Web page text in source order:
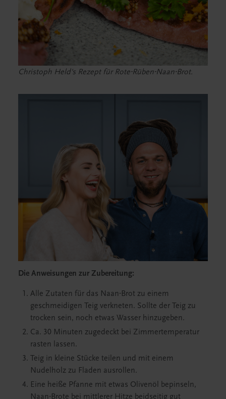
Christoph Held's Rezept für Rote-Rüben-Naan-Brot.
Die Anweisungen zur Zubereitung:
Alle Zutaten für das Naan-Brot zu einem
geschmeidigen Teig verkneten. Sollte der Teig zu
trocken sein, noch etwas Wasser hinzugeben.
Ca. 30 Minuten zugedeckt bei Zimmertemperatur
rasten lassen.
Teig in kleine Stücke teilen und mit einem
Nudelholz zu Fladen ausrollen.
Eine heiße Pfanne mit etwas Olivenöl bepinseln,
Naan-Brote bei mittlerer Hitze beidseitig gut